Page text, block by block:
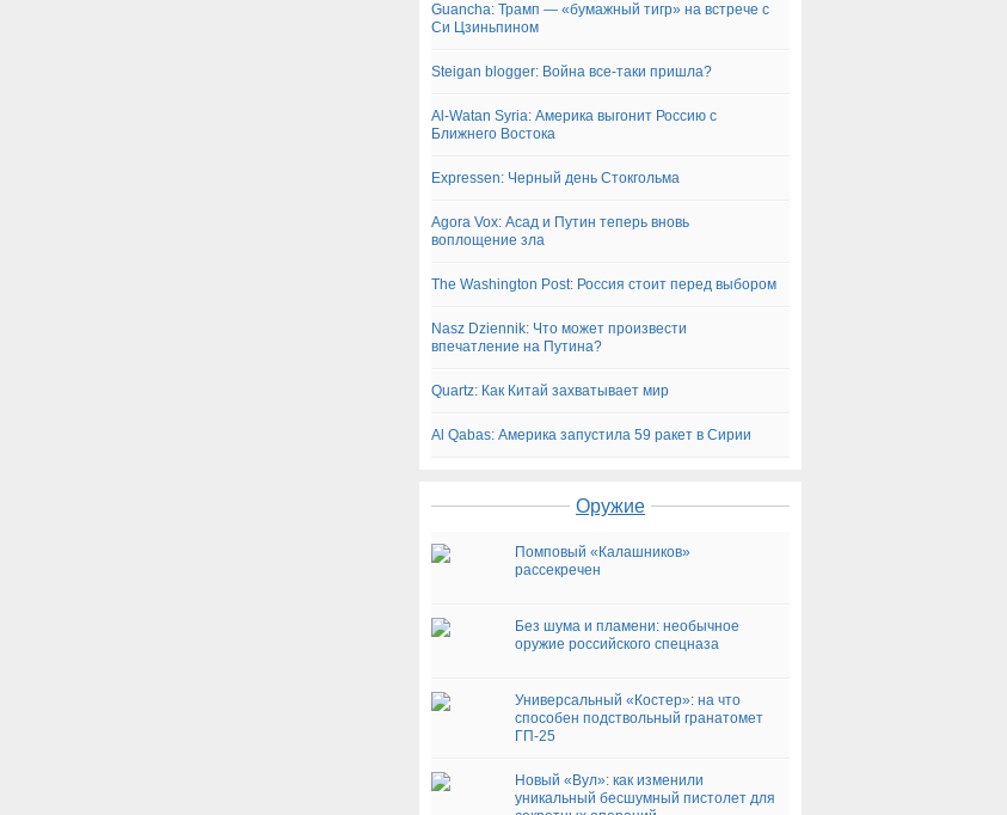
Guancha: Трамп — «бумажный тигр» на встрече с
Си Цзиньпином
Steigan blogger: Война все-таки пришла?
Al-Watan Syria: Америка выгонит Россию с
Ближнего Востока
Expressen: Черный день Стокгольма
Agora Vox: Асад и Путин теперь вновь
воплощение зла
The Washington Post: Россия стоит перед выбором
Nasz Dziennik: Что может произвести
впечатление на Путина?
Quartz: Как Китай захватывает мир
Al Qabas: Америка запустила 59 ракет в Сирии
Оружие
Помповый «Калашников»
рассекречен
Без шума и пламени: необычное
оружие российского спецназа
Универсальный «Костер»: на что
способен подствольный гранатомет
ГП-25
Новый «Вул»: как изменили
уникальный бесшумный пистолет для